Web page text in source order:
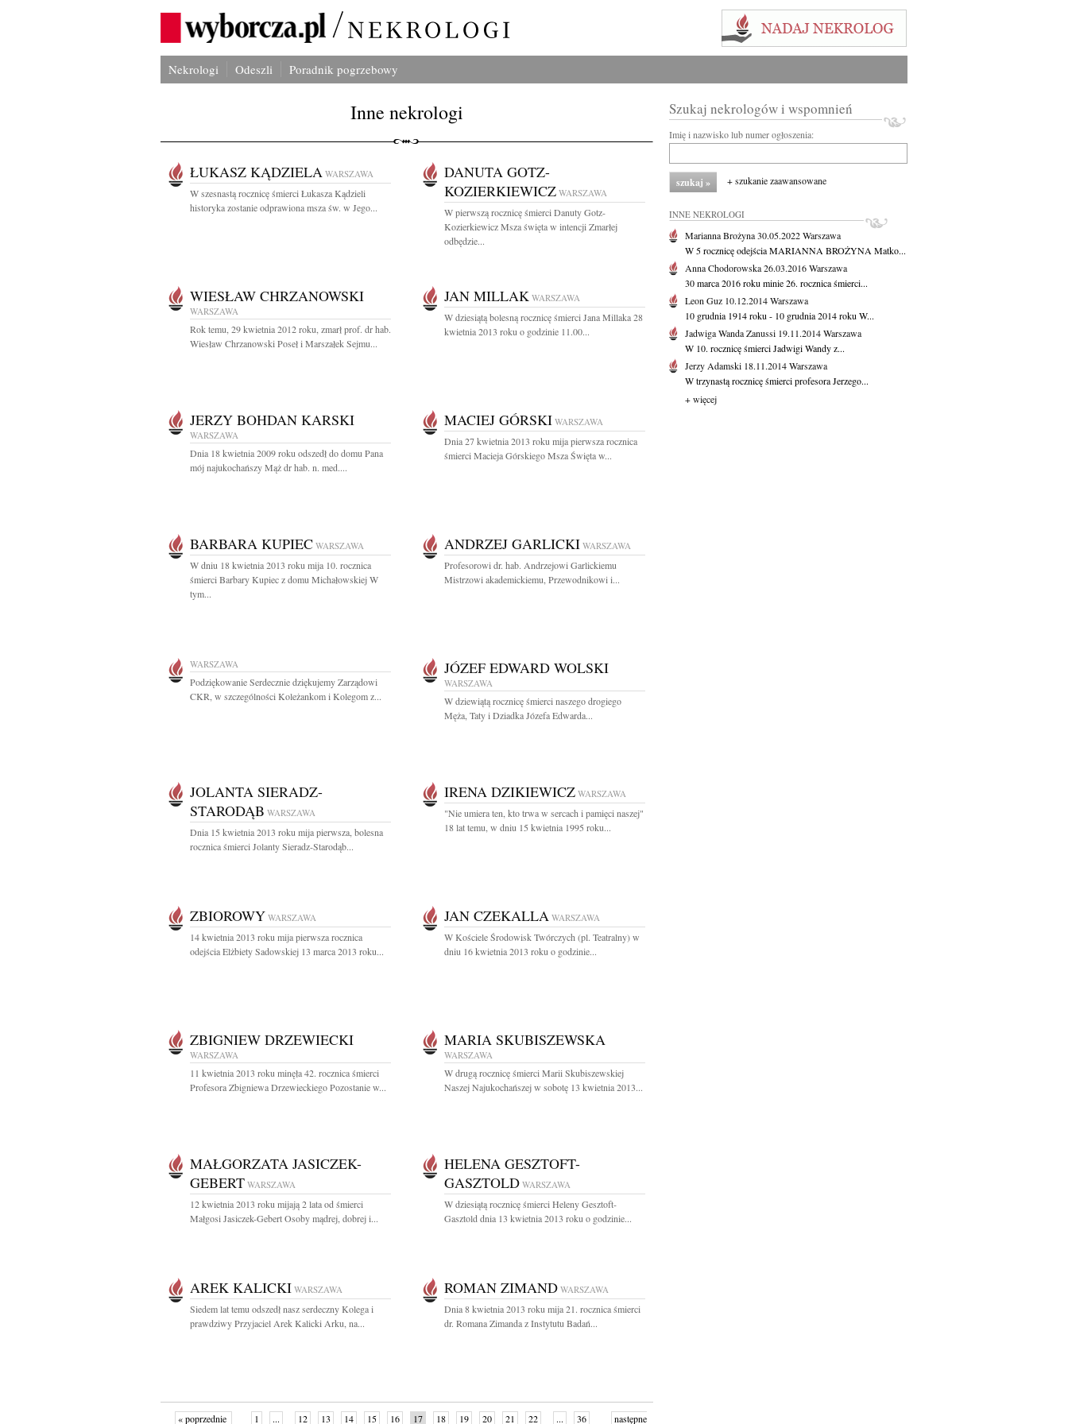
Nekrologi Odeszli Poradnik pogrzebowy
Inne nekrologi
ŁUKASZ KĄDZIELA WARSZAWA
W szesnastą rocznicę śmierci Łukasza Kądzieli
historyka zostanie odprawiona msza św. w Jego...
DANUTA GOTZ-
KOZIERKIEWICZ WARSZAWA
W pierwszą rocznicę śmierci Danuty Gotz-
Kozierkiewicz Msza święta w intencji Zmarłej
odbędzie...
WIESŁAW CHRZANOWSKI
WARSZAWA
Rok temu, 29 kwietnia 2012 roku, zmarł prof. dr hab.
Wiesław Chrzanowski Poseł i Marszałek Sejmu...
JAN MILLAK WARSZAWA
W dziesiątą bolesną rocznicę śmierci Jana Millaka 28
kwietnia 2013 roku o godzinie 11.00...
JERZY BOHDAN KARSKI
WARSZAWA
Dnia 18 kwietnia 2009 roku odszedł do domu Pana
mój najukochańszy Mąż dr hab. n. med....
MACIEJ GÓRSKI WARSZAWA
Dnia 27 kwietnia 2013 roku mija pierwsza rocznica
śmierci Macieja Górskiego Msza Święta w...
BARBARA KUPIEC WARSZAWA
W dniu 18 kwietnia 2013 roku mija 10. rocznica
śmierci Barbary Kupiec z domu Michałowskiej W
tym...
ANDRZEJ GARLICKI WARSZAWA
Profesorowi dr. hab. Andrzejowi Garlickiemu
Mistrzowi akademickiemu, Przewodnikowi i...
WARSZAWA
Podziękowanie Serdecznie dziękujemy Zarządowi
CKR, w szczególności Koleżankom i Kolegom z...
JÓZEF EDWARD WOLSKI
WARSZAWA
W dziewiątą rocznicę śmierci naszego drogiego
Męża, Taty i Dziadka Józefa Edwarda...
JOLANTA SIERADZ-
STARODĄB WARSZAWA
Dnia 15 kwietnia 2013 roku mija pierwsza, bolesna
rocznica śmierci Jolanty Sieradz-Starodąb...
IRENA DZIKIEWICZ WARSZAWA
"Nie umiera ten, kto trwa w sercach i pamięci naszej"
18 lat temu, w dniu 15 kwietnia 1995 roku...
ZBIOROWY WARSZAWA
14 kwietnia 2013 roku mija pierwsza rocznica
odejścia Elżbiety Sadowskiej 13 marca 2013 roku...
JAN CZEKALLA WARSZAWA
W Kościele Środowisk Twórczych (pl. Teatralny) w
dniu 16 kwietnia 2013 roku o godzinie...
ZBIGNIEW DRZEWIECKI
WARSZAWA
11 kwietnia 2013 roku minęła 42. rocznica śmierci
Profesora Zbigniewa Drzewieckiego Pozostanie w...
MARIA SKUBISZEWSKA
WARSZAWA
W drugą rocznicę śmierci Marii Skubiszewskiej
Naszej Najukochańszej w sobotę 13 kwietnia 2013...
MAŁGORZATA JASICZEK-
GEBERT WARSZAWA
12 kwietnia 2013 roku mijają 2 lata od śmierci
Małgosi Jasiczek-Gebert Osoby mądrej, dobrej i...
HELENA GESZTOFT-
GASZTOLD WARSZAWA
W dziesiątą rocznicę śmierci Heleny Gesztoft-
Gasztold dnia 13 kwietnia 2013 roku o godzinie...
AREK KALICKI WARSZAWA
Siedem lat temu odszedł nasz serdeczny Kolega i
prawdziwy Przyjaciel Arek Kalicki Arku, na...
ROMAN ZIMAND WARSZAWA
Dnia 8 kwietnia 2013 roku mija 21. rocznica śmierci
dr. Romana Zimanda z Instytutu Badań...
« poprzednie 1 ... 12 13 14 15 16 17 18 19 20 21 22 ... 36 następne
Szukaj nekrologów i wspomnień
Imię i nazwisko lub numer ogłoszenia:
+ szukanie zaawansowane
INNE NEKROLOGI
Marianna Brożyna30.05.2022Warszawa
W 5 rocznicę odejścia MARIANNA BROŻYNA Matko...
Anna Chodorowska26.03.2016Warszawa
30 marca 2016 roku minie 26. rocznica śmierci...
Leon Guz 10.12.2014Warszawa
10 grudnia 1914 roku - 10 grudnia 2014 roku W...
Jadwiga Wanda Zanussi 19.11.2014Warszawa
W 10. rocznicę śmierci Jadwigi Wandy z...
Jerzy Adamski 18.11.2014Warszawa
W trzynastą rocznicę śmierci profesora Jerzego...
+ więcej